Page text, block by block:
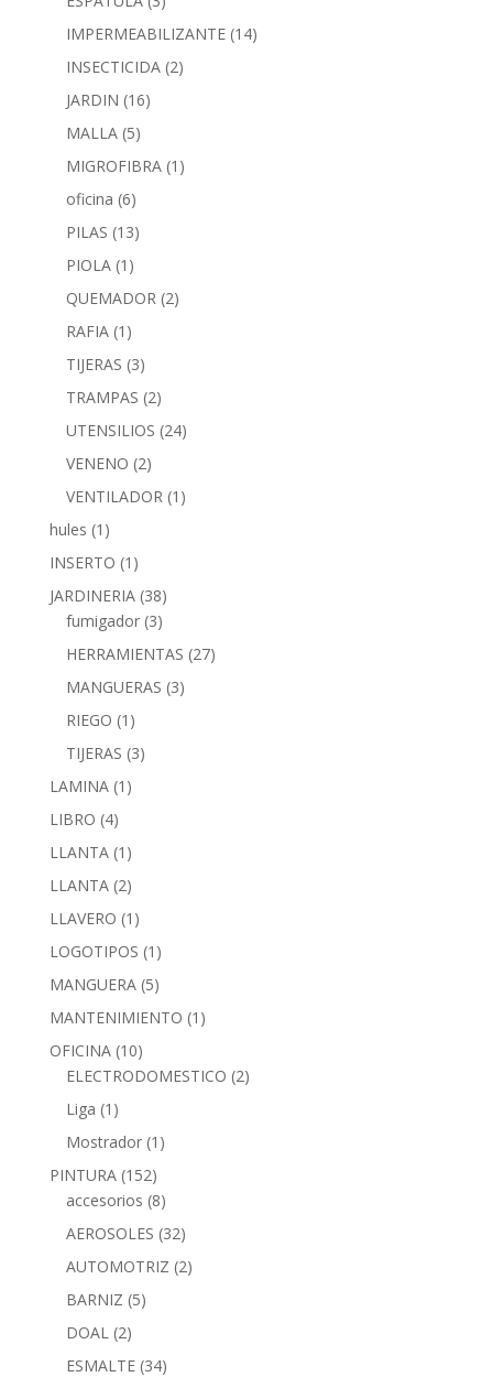
IMPERMEABILIZANTE (14)
INSECTICIDA (2)
JARDIN (16)
MALLA (5)
MIGROFIBRA (1)
oficina (6)
PILAS (13)
PIOLA (1)
QUEMADOR (2)
RAFIA (1)
TIJERAS (3)
TRAMPAS (2)
UTENSILIOS (24)
VENENO (2)
VENTILADOR (1)
hules (1)
INSERTO (1)
JARDINERIA (38)
fumigador (3)
HERRAMIENTAS (27)
MANGUERAS (3)
RIEGO (1)
TIJERAS (3)
LAMINA (1)
LIBRO (4)
LLANTA (1)
LLANTA (2)
LLAVERO (1)
LOGOTIPOS (1)
MANGUERA (5)
MANTENIMIENTO (1)
OFICINA (10)
ELECTRODOMESTICO (2)
Liga (1)
Mostrador (1)
PINTURA (152)
accesorios (8)
AEROSOLES (32)
AUTOMOTRIZ (2)
BARNIZ (5)
DOAL (2)
ESMALTE (34)